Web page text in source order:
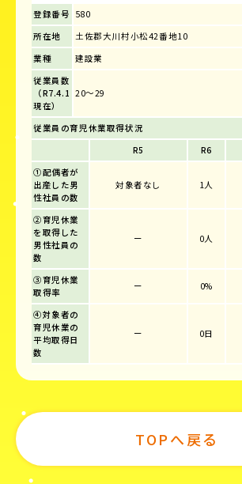
登録番号 580
所在地
土佐郡大川村小松42番地10
業種
建設業
従業員数
（R7.4.1
現在）
20～29
従業員の育児休業取得状況
R5
R6
①配偶者が
出産した男
性社員の数
対象者なし 1人
②育児休業
を取得した
男性社員の
数
ー 0人
③育児休業
取得率
ー 0%
④対象者の
育児休業の
平均取得日
数
ー 0日
TOPへ戻る